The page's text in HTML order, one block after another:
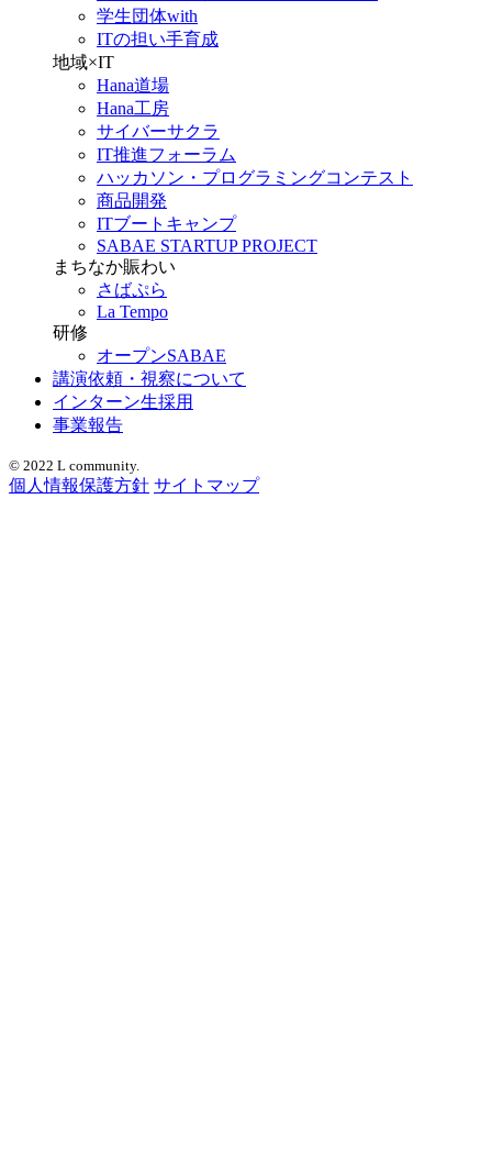
学生団体with
ITの担い手育成
地域×IT
Hana道場
Hana工房
サイバーサクラ
IT推進フォーラム
ハッカソン・プログラミングコンテスト
商品開発
ITブートキャンプ
SABAE STARTUP PROJECT
まちなか賑わい
さばぷら
La Tempo
研修
オープンSABAE
講演依頼・視察について
インターン生採用
事業報告
© 2022 L community.
個人情報保護方針 サイトマップ